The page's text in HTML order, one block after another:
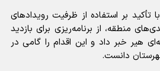
تأکید بر استفاده از ظرفیت رویدادهای
منطقه، از برنامه‌ریزی برای بازدید
هیر خبر داد و این اقدام را گامی در
دانست.